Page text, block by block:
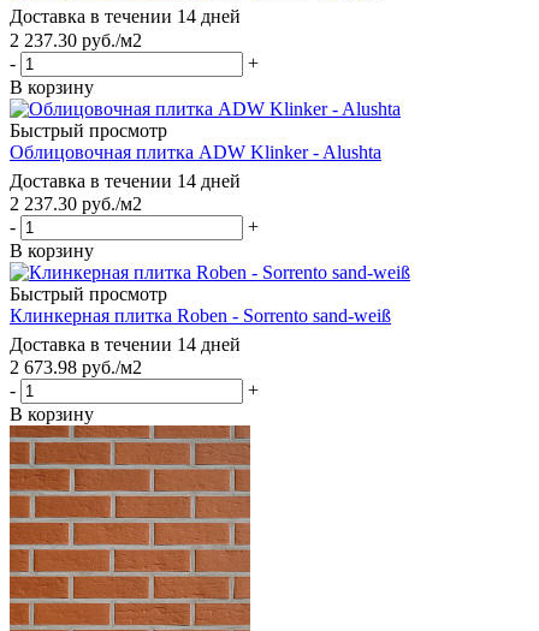
Доставка в течении 14 дней
2 237.30 руб./м2
-
+
В корзину
Быстрый просмотр
Облицовочная плитка ADW Klinker - Alushta
Доставка в течении 14 дней
2 237.30 руб./м2
-
+
В корзину
Быстрый просмотр
Клинкерная плитка Roben - Sorrento sand-weiß
Доставка в течении 14 дней
2 673.98 руб./м2
-
+
В корзину